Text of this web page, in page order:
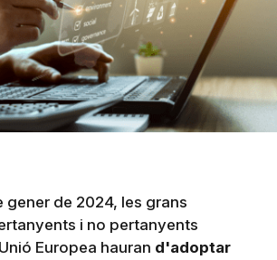
gener de 2024, les grans
i no pertanyents
Europea hauran d'adoptar